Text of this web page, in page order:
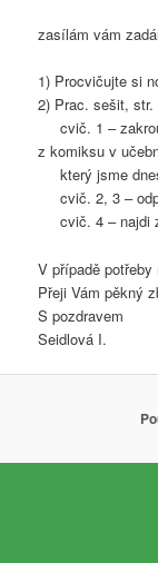
zasílám vám
1) Procvičujte si
2) Prac. sešit, str.
cvič. 1 –
z komiksu v
který jsme
cvič. 2, 3 –
cvič. 4 – najdi
V případě
Přeji Vám pěkný
S pozdravem
Seidlová I.